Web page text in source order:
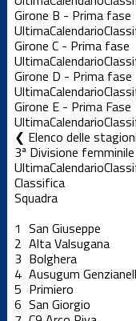
Girone B - Prima fase
UltimaCalendario
Girone C - Prima fase
UltimaCalendario
Girone D - Prima fase
UltimaCalendario
Girone E - Prima Fase
UltimaCalendario
Elenco delle stagioni
3ª Divisione
UltimaCalendario
Classifica
Squadra
1 San Giuseppe
2 Alta Valsugana
3 Bolghera
4 Ausugum
5 Primiero
6 San Giorgio